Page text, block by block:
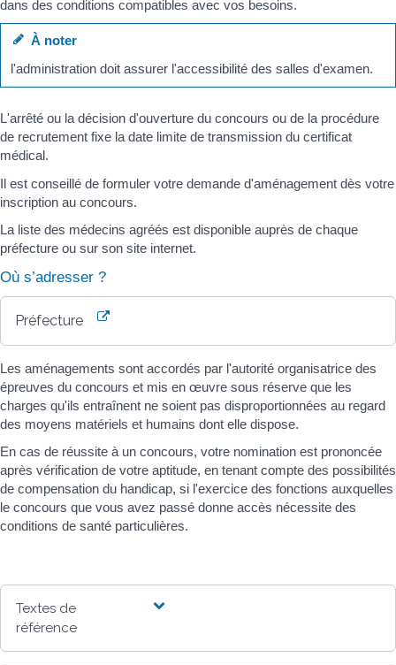
dans des conditions compatibles avec vos besoins.
À noter
l'administration doit assurer l'accessibilité des salles d'examen.
L'arrêté ou la décision d'ouverture du concours ou de la procédure
de recrutement fixe la date limite de transmission du certificat
médical.
Il est conseillé de formuler votre demande d'aménagement dès votre
inscription au concours.
La liste des médecins agréés est disponible auprès de chaque
préfecture ou sur son site internet.
Où s’adresser ?
Préfecture
Les aménagements sont accordés par l'autorité organisatrice des
épreuves du concours et mis en œuvre sous réserve que les
charges qu'ils entraînent ne soient pas disproportionnées au regard
des moyens matériels et humains dont elle dispose.
En cas de réussite à un concours, votre nomination est prononcée
après vérification de votre aptitude, en tenant compte des possibilités
de compensation du handicap, si l'exercice des fonctions auxquelles
le concours que vous avez passé donne accès nécessite des
conditions de santé particulières.
Textes de
référence